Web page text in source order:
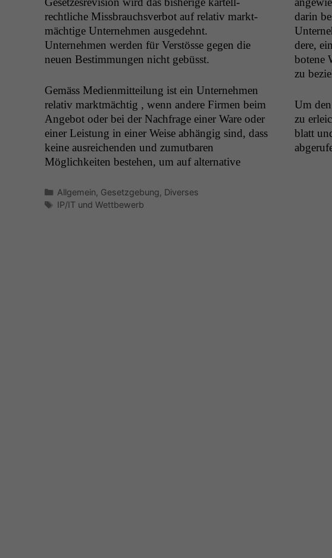
rechtliche Miss­brauchsver­bot auf rel­a­tiv mark­t­
mächtige Unternehmen aus­gedehnt.
Unternehmen wer­den für Ver­stösse gegen die
neuen Bes­tim­mungen nicht gebüsst.
Gemäss Medi­en­mit­teilung ist ein Unternehmen
rel­a­tiv mark­t­mächtig , wenn andere Fir­men beim
Ange­bot oder bei der Nach­frage ein­er Ware oder
ein­er Leis­tung in ein­er Weise abhängig sind, dass
keine aus­re­ichen­den und zumut­baren
Möglichkeit­en beste­hen, um auf alter­na­tive
darin
dere,
botene
zu
Um
zu
blatt
Kategorien
Allgemein, Gesetzgebung, Diverses
Schlagwörter
IP/IT und Wettbewerb